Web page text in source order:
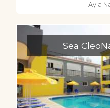
Ayia
Sea